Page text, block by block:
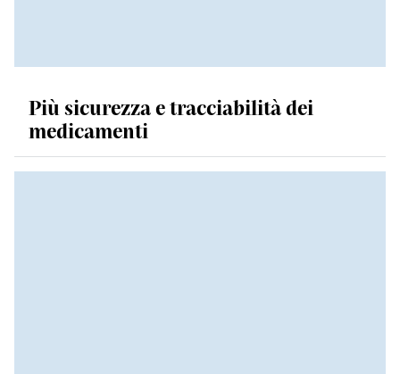
Più sicurezza e tracciabilità dei
medicamenti